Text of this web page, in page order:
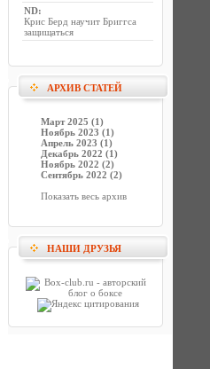
ND:
Крис Берд научит Бриггса
защищаться
АРХИВ СТАТЕЙ
Март 2025 (1)
Ноябрь 2023 (1)
Апрель 2023 (1)
Декабрь 2022 (1)
Ноябрь 2022 (2)
Сентябрь 2022 (2)
Показать весь архив
НАШИ ДРУЗЬЯ